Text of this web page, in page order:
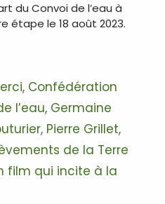
du Convoi de l’eau à
étape le 18 août 2023.
, Confédération
l’eau, Germaine
, Pierre Grillet,
de la Terre
film qui incite à la